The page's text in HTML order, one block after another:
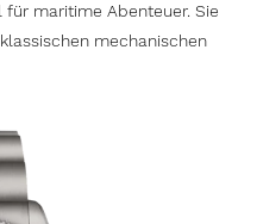
maritime Abenteuer. Sie
mechanischen